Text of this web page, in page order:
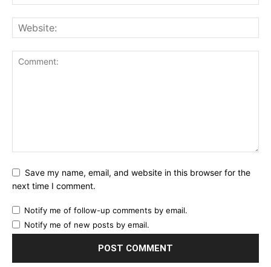
Save my name, email, and website in this browser for the
next time I comment.
Notify me of follow-up comments by email.
Notify me of new posts by email.